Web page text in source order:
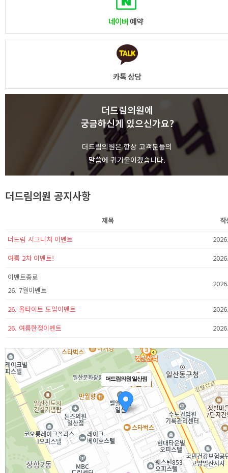
네이버예약
카톡 상담
더드림의원에
궁금하신게 있으신가요?
더드림의원은 항상 고객분들의
말씀에 귀기울이겠습니다.
상담하기
더드림의원 공지사항
제목
작
더드림 시그니처 이벤트
여름 2차 이벤트!
이벤트종료
26. 7월이벤트
26. 올타이트 도입이벤트
26. 여름한정이벤트
더드림의원 일산점